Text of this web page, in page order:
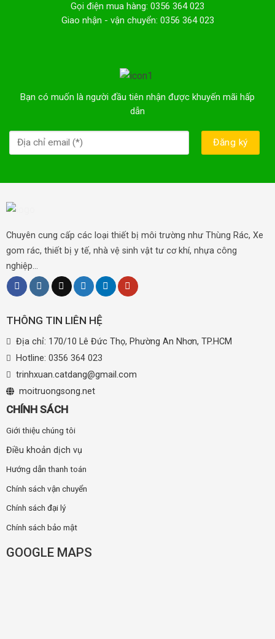
Gọi điện mua hàng: 0356 364 023
Giao nhận - vận chuyển: 0356 364 023
Bạn có muốn là người đầu tiên nhận được khuyến mãi hấp
dẫn
Chuyên cung cấp các loại thiết bị môi trường như Thùng Rác, Xe
gom rác, thiết bị y tế, nhà vệ sinh vật tư cơ khí, nhựa công
nghiệp...
THÔNG TIN LIÊN HỆ
Địa chỉ: 170/10 Lê Đức Thọ, Phường An Nhơn, TP.HCM
Hotline: 0356 364 023
trinhxuan.catdang@gmail.com
moitruongsong.net
CHÍNH SÁCH
Giới thiệu chúng tôi
Điều khoản dịch vụ
Hướng dẫn thanh toán
Chính sách vận chuyển
Chính sách đại lý
Chính sách bảo mật
GOOGLE MAPS